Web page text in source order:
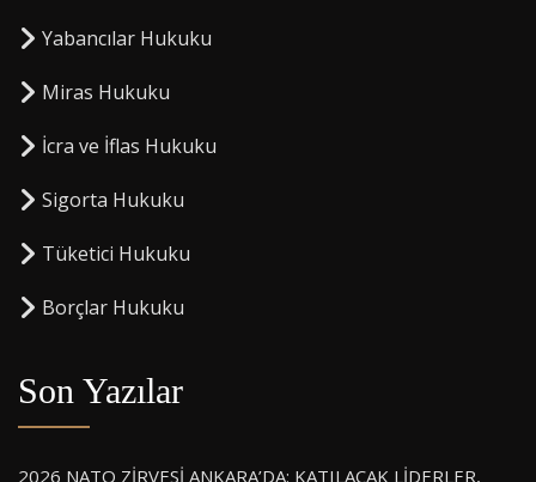
Yabancılar Hukuku
Miras Hukuku
⁠İcra ve İflas Hukuku
Sigorta Hukuku
⁠Tüketici Hukuku
⁠Borçlar Hukuku
Son Yazılar
2026 NATO ZİRVESİ ANKARA’DA: KATILACAK LİDERLER,